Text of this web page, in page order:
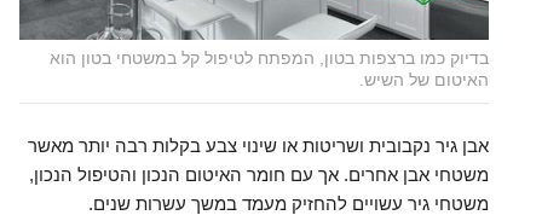
בדיוק כמו ברצפות בטון, המפתח לטיפול קל במשטחי בטון הוא
האיטום של השיש.
אבן גיר נקבובית ושריטות או שינוי צבע בקלות רבה יותר מאשר
משטחי אבן אחרים. אך עם חומר האיטום הנכון והטיפול הנכון,
משטחי גיר עשויים להחזיק מעמד במשך עשרות שנים.